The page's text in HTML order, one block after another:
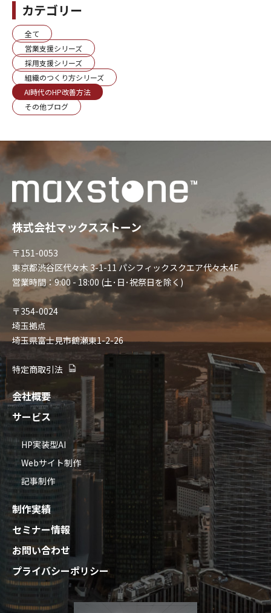
カテゴリー
全て
営業支援シリーズ
採用支援シリーズ
組織のつくり方シリーズ
AI時代のHP改善方法
その他ブログ
株式会社マックスストーン
〒151-0053
東京都渋谷区代々木 3-1-11 パシフィックスクエア代々木4F
営業時間：9:00 - 18:00 (土･日･祝祭日を除く)
〒354-0024
埼玉拠点
埼玉県富士見市鶴瀬東1-2-26
特定商取引法
会社概要
サービス
HP実装型AI
Webサイト制作
記事制作
制作実績
セミナー情報
お問い合わせ
プライバシーポリシー